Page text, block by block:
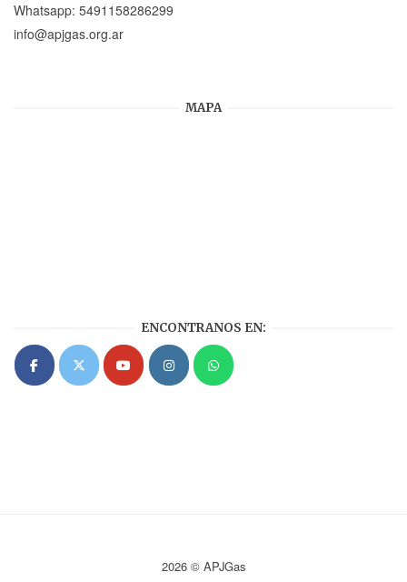
Whatsapp: 5491158286299
info@apjgas.org.ar
MAPA
ENCONTRANOS EN:
2026 © APJGas